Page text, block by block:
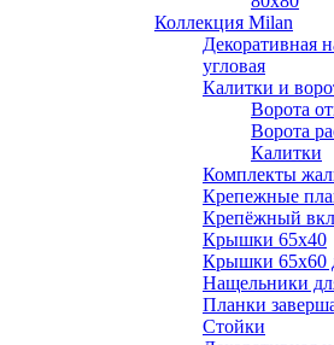
Коллекция Milan
Декоративная
угловая
Калитки и
Ворота
Ворота
Калитки
Комплекты
Крепежные
Крепёжный
Крышки 65х40
Крышки 65х60
Нащельники
Планки
Стойки